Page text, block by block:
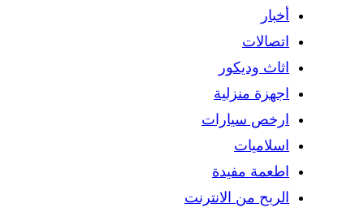
أخبار
اتصالات
اثاث وديكور
اجهزة منزلية
ارخص سيارات
اسلاميات
اطعمة مفيدة
الربح من الانترنت